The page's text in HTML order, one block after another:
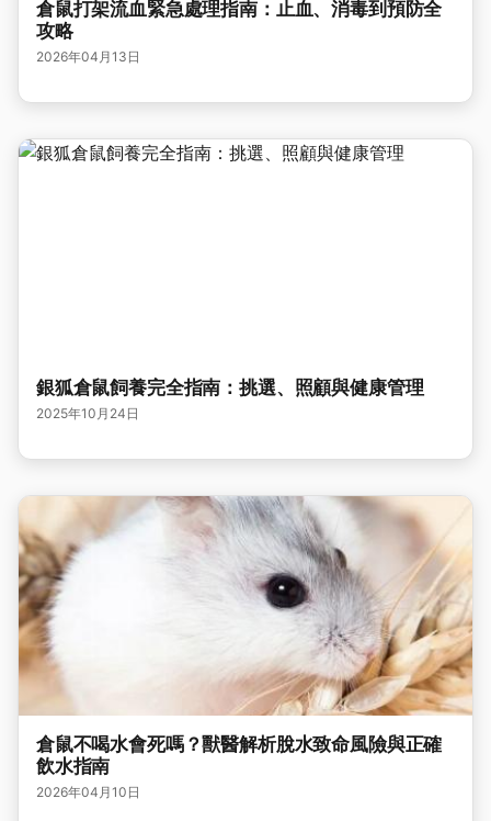
倉鼠打架流血緊急處理指南：止血、消毒到預防全
攻略
2026年04月13日
銀狐倉鼠飼養完全指南：挑選、照顧與健康管理
2025年10月24日
倉鼠不喝水會死嗎？獸醫解析脫水致命風險與正確
飲水指南
2026年04月10日